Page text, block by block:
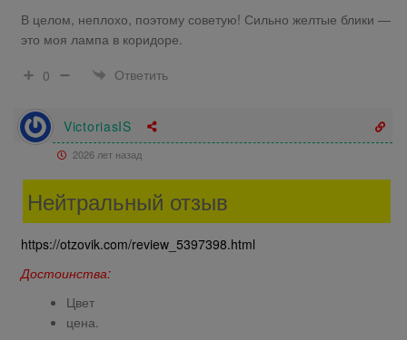
В целом, неплохо, поэтому советую! Сильно желтые блики —
это моя лампа в коридоре.
0
Ответить
VictoriasIS
2026 лет назад
Нейтральный отзыв
https://otzovik.com/review_5397398.html
Достоинства:
Цвет
цена.